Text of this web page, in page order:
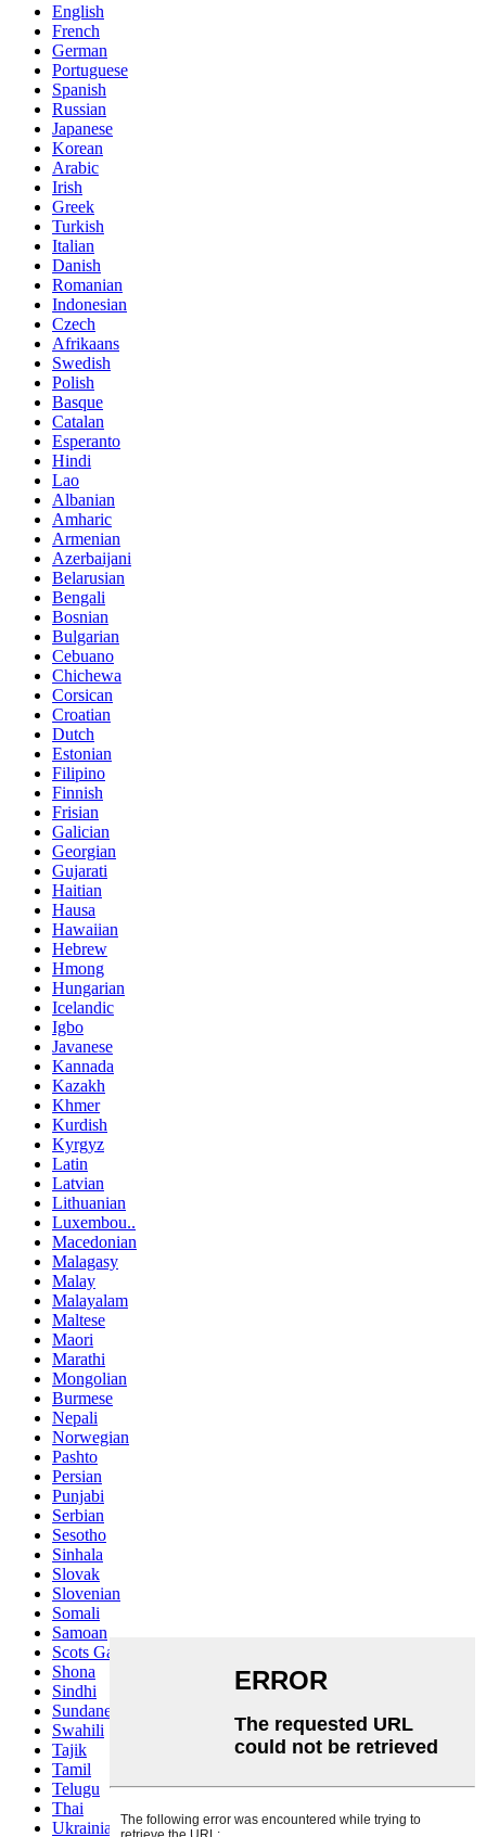
English
French
German
Portuguese
Spanish
Russian
Japanese
Korean
Arabic
Irish
Greek
Turkish
Italian
Danish
Romanian
Indonesian
Czech
Afrikaans
Swedish
Polish
Basque
Catalan
Esperanto
Hindi
Lao
Albanian
Amharic
Armenian
Azerbaijani
Belarusian
Bengali
Bosnian
Bulgarian
Cebuano
Chichewa
Corsican
Croatian
Dutch
Estonian
Filipino
Finnish
Frisian
Galician
Georgian
Gujarati
Haitian
Hausa
Hawaiian
Hebrew
Hmong
Hungarian
Icelandic
Igbo
Javanese
Kannada
Kazakh
Khmer
Kurdish
Kyrgyz
Latin
Latvian
Lithuanian
Luxembou..
Macedonian
Malagasy
Malay
Malayalam
Maltese
Maori
Marathi
Mongolian
Burmese
Nepali
Norwegian
Pashto
Persian
Punjabi
Serbian
Sesotho
Sinhala
Slovak
Slovenian
Somali
Samoan
Scots Gaelic
Shona
Sindhi
Sundanese
Swahili
Tajik
Tamil
Telugu
Thai
Ukrainian